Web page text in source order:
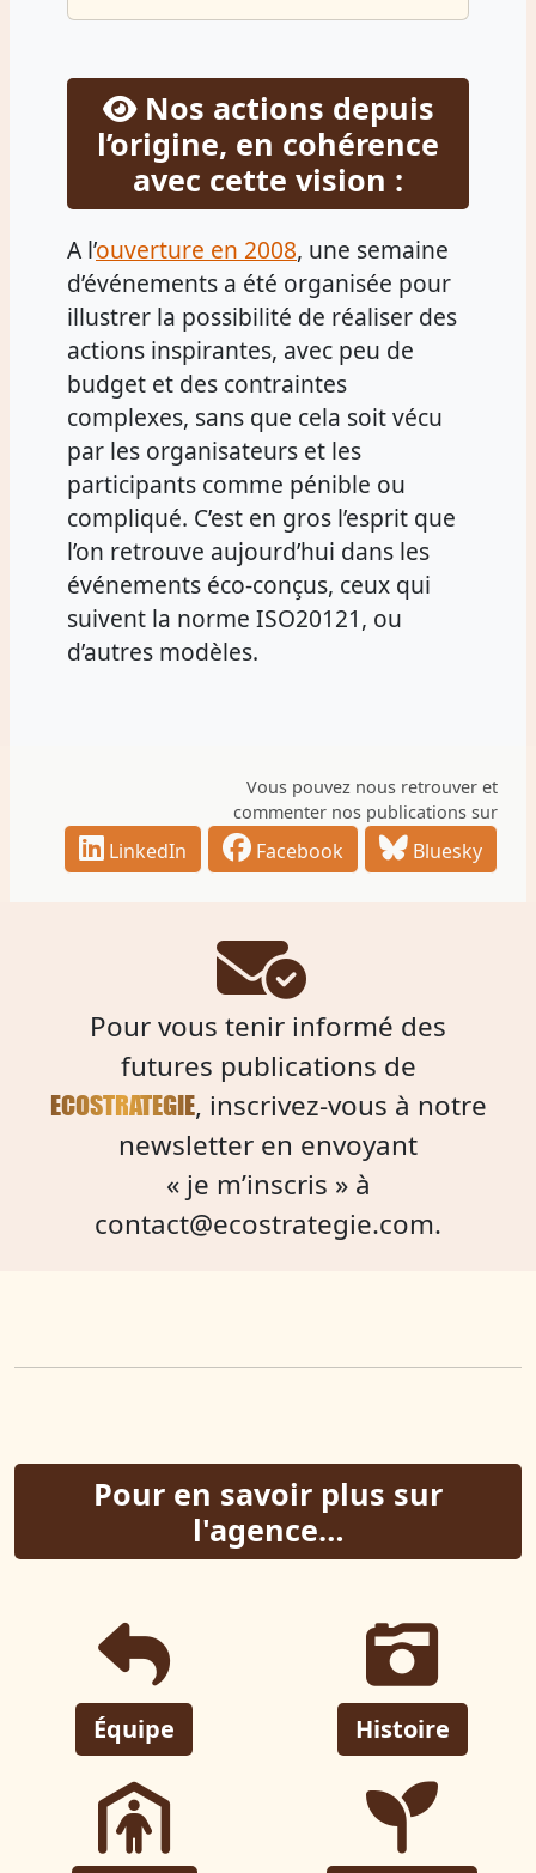
Nos actions depuis
l’origine, en cohérence
avec cette vision :
A l’ouverture en 2008, une semaine
d’événements a été organisée pour
illustrer la possibilité de réaliser des
actions inspirantes, avec peu de
budget et des contraintes
complexes, sans que cela soit vécu
par les organisateurs et les
participants comme pénible ou
compliqué. C’est en gros l’esprit que
l’on retrouve aujourd’hui dans les
événements éco-conçus, ceux qui
suivent la norme ISO20121, ou
d’autres modèles.
Vous pouvez nous retrouver et
commenter nos publications sur
LinkedIn Facebook Bluesky
Pour vous tenir informé des
futures publications de
ECOSTRATEGIE, inscrivez-vous à notre
newsletter en envoyant
« je m’inscris » à
contact@ecostrategie.com.
Pour en savoir plus sur
l'agence…
Équipe Histoire